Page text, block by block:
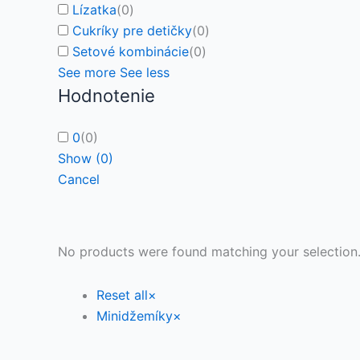
Lízatka(0)
Cukríky pre detičky(0)
Setové kombinácie(0)
See more See less
Hodnotenie
0(0)
Show (0)
Cancel
No products were found matching your selection.
Reset all×
Minidžemíky×